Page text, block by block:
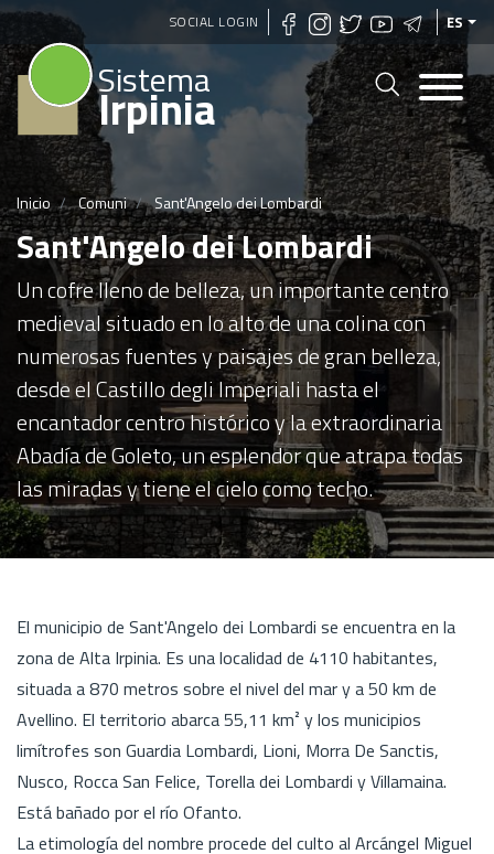
Pasar
al
contenido
SOCIAL LOGIN ES
Sistema
Irpinia
Inicio Comuni Sant'Angelo dei Lombardi
Sant'Angelo dei Lombardi
Un cofre lleno de belleza, un importante centro
medieval situado en lo alto de una colina con
numerosas fuentes y paisajes de gran belleza,
desde el Castillo degli Imperiali hasta el
encantador centro histórico y la extraordinaria
Abadía de Goleto, un esplendor que atrapa todas
las miradas y tiene el cielo como techo.
El municipio de Sant'Angelo dei Lombardi se encuentra en la
zona de Alta Irpinia. Es una localidad de 4110 habitantes,
situada a 870 metros sobre el nivel del mar y a 50 km de
Avellino. El territorio abarca 55,11 km² y los municipios
limítrofes son Guardia Lombardi, Lioni, Morra De Sanctis,
Nusco, Rocca San Felice, Torella dei Lombardi y Villamaina.
Está bañado por el río Ofanto.
La etimología del nombre procede del culto al Arcángel Miguel